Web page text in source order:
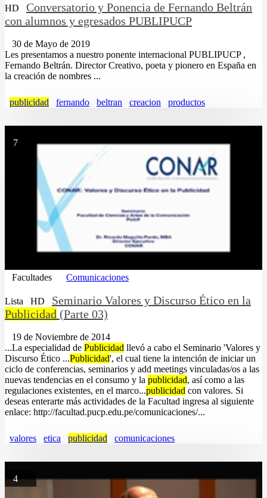
HD
Conversatorio y Ponencia de Fernando Beltrán
con alumnos y egresados PUBLIPUCP
30 de Mayo de 2019
Les presentamos a nuestro ponente internacional PUBLIPUCP ,
Fernando Beltrán. Director Creativo, poeta y pionero en España en
la creación de nombres ...
publicidad fernando beltran creacion productos
7
Facultades Comunicaciones
Lista HD
Seminario Valores y Discurso Ético en la
Publicidad (Parte 03)
19 de Noviembre de 2014
...La especialidad de Publicidad llevó a cabo el Seminario 'Valores y
Discurso Ético ...Publicidad', el cual tiene la intención de iniciar un
ciclo de conferencias, seminarios y add meetings vinculadas/os a las
nuevas tendencias en el consumo y la publicidad, así como a las
regulaciones existentes, en el marco...publicidad con valores. Si
deseas enterarte más actividades de la Facultad ingresa al siguiente
enlace: http://facultad.pucp.edu.pe/comunicaciones/...
valores etica publicidad comunicaciones
4